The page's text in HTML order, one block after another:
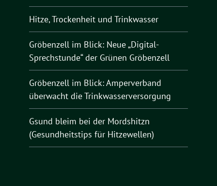
Hitze, Trockenheit und Trinkwasser
Gröbenzell im Blick: Neue „Digital-
Sprechstunde“ der Grünen Gröbenzell
Gröbenzell im Blick: Amperverband
überwacht die Trinkwasserversorgung
Gsund bleim bei der Mordshitzn
(Gesundheitstips für Hitzewellen)